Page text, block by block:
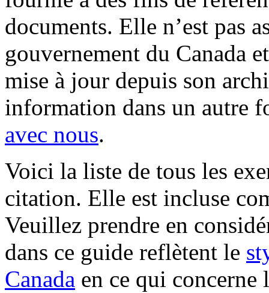
documents. Elle n’est pas
gouvernement du Canada
mise à jour depuis son
information dans un autre
avec nous.
Voici la liste de tous les
citation. Elle est incluse
Veuillez prendre en
dans ce guide reflètent le
Canada en ce qui concerne